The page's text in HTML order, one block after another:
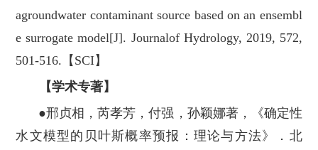
agroundwater contaminant source based on an ensembl
e surrogate model[J]. Journalof Hydrology, 2019, 572,
501-516.【SCI】
【学术专著】
●邢贞相，芮孝芳，付强，孙颖娜著，《确定性
水文模型的贝叶斯概率预报：理论与方法》．北